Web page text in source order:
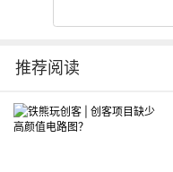
推荐阅读